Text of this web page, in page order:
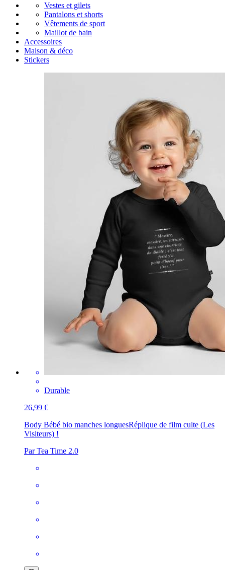
Vestes et gilets
Pantalons et shorts
Vêtements de sport
Maillot de bain
Accessoires
Maison & déco
Stickers
Durable
26,99 €
Body Bébé bio manches longuesRéplique de film culte (Les
Visiteurs) !
Par Tea Time 2.0